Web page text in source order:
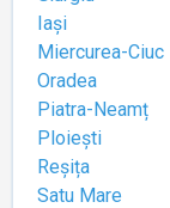
Iași
Miercurea-Ciuc
Oradea
Piatra-Neamț
Ploiești
Reșița
Satu Mare